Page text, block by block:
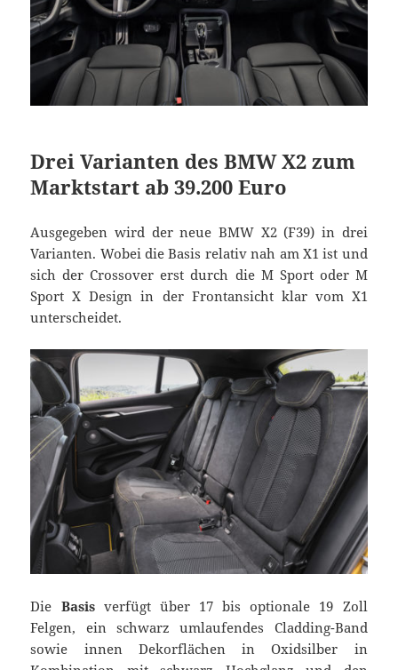
Drei Varianten des BMW X2 zum
Marktstart ab 39.200 Euro
Ausgegeben wird der neue BMW X2 (F39) in drei
Varianten. Wobei die Basis relativ nah am X1 ist und
sich der Crossover erst durch die M Sport oder M
Sport X Design in der Frontansicht klar vom X1
unterscheidet.
Die Basisverfügt über 17 bis optionale 19 Zoll
Felgen, ein schwarz umlaufendes Cladding-Band
sowie innen Dekorflächen in Oxidsilber in